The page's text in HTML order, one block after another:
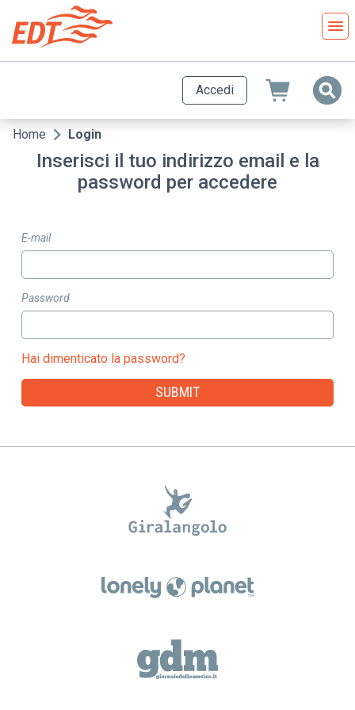
contenuto
principale
Accedi
Briciole
Home Login
Inserisci il tuo indirizzo email e la
password per accedere
E-mail
Password
Hai dimenticato la password?